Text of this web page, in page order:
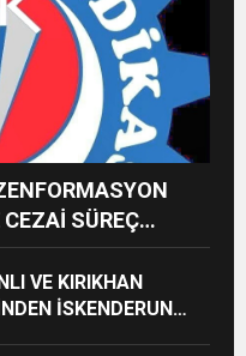
SÜREÇ
VE KIRIKHAN
İSKENDERUN